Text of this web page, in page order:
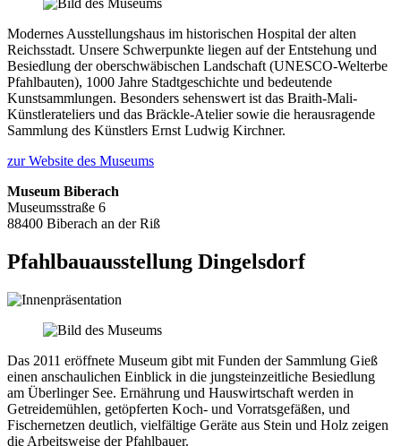
Modernes Ausstellungshaus im historischen Hospital der alten
Reichsstadt. Unsere Schwerpunkte liegen auf der Entstehung und
Besiedlung der oberschwäbischen Landschaft (UNESCO-Welterbe
Pfahlbauten), 1000 Jahre Stadtgeschichte und bedeutende
Kunstsammlungen. Besonders sehenswert ist das Braith-Mali-
Künstlerateliers und das Bräckle-Atelier sowie die herausragende
Sammlung des Künstlers Ernst Ludwig Kirchner.
zur Website des Museums
Museum Biberach
Museumsstraße 6
88400 Biberach an der Riß
Pfahlbauausstellung Dingelsdorf
Das 2011 eröffnete Museum gibt mit Funden der Sammlung Gieß
einen anschaulichen Einblick in die jungsteinzeitliche Besiedlung
am Überlinger See. Ernährung und Hauswirtschaft werden in
Getreidemühlen, getöpferten Koch- und Vorratsgefäßen, und
Fischernetzen deutlich, vielfältige Geräte aus Stein und Holz zeigen
die Arbeitsweise der Pfahlbauer.